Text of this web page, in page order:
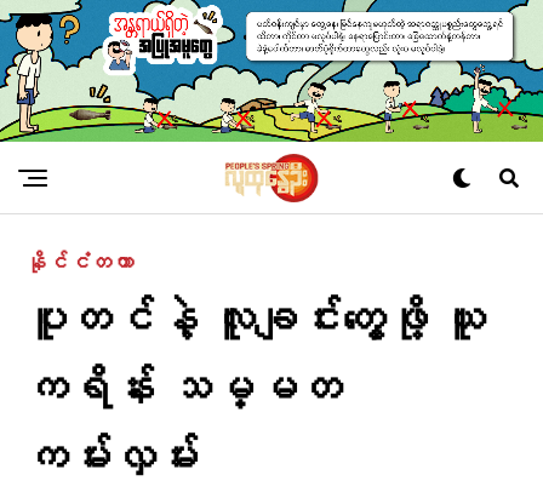
နိုင်ငံတကာ
ပူတင်နဲ့ လူချင်းတွေ့ဖို့ ယူ
ကရိန်း သမ္မတ
ကမ်းလှမ်း